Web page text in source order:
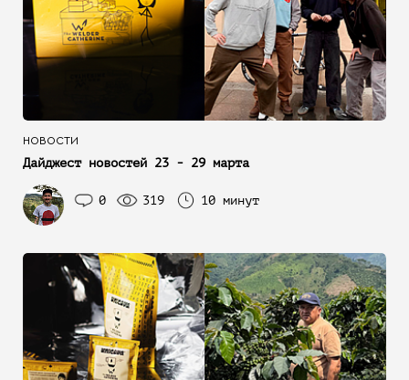
НОВОСТИ
Дайджест новостей 23 - 29 марта
0 319 10 минут